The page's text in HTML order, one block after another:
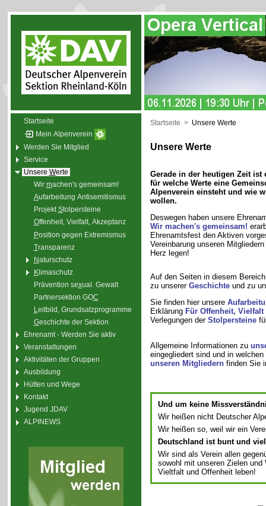
Startseite
Mein Alpenverein
Werden Sie Mitglied
Service
Unsere Werte
Wir machen's gemeinsam!
Aufarbeitung Antisemitismus
ProjektStolpersteine
Offenheit, Vielfalt, Akzeptanz
Position gegen Extremismus
Transparenz
Naturschutz
Klimaschutz
Prävention sexual. Gewalt
Partnersektion GOC
Leitbild, Grundsatzprogramme
Geschichte der Sektion
Ehrenamt - Werden Sie aktiv
Veranstaltungen
Aktivitäten der Gruppen
Ausbildung
Hütten und Wege
Kontakt
Jugend JDAV
ALPINEWS
Startseite > Unsere Werte
Unsere Werte
Gerade in der heutigen Zeit
für welche Werte eine
Alpenverein einsteht und wie
wollen.
Deswegen haben unsere
Wir machen's gemeinsam!
Ehrenamtsfest den Aktiven
Vereinbarung unseren
Herz legen!
Auf den Seiten in diesem
zu unserer Geschichteund zu
Sie finden hier unsere
Erklärung Für Offenheit,
Verlegungen der Stolpersteine
Allgemeine Informationen zu
eingegliedert sind und in
unseren Mitgliedernfinden Sie
Und um keine
Wir heißen nicht Deutscher
Wir heißen so, weil wir ein
Deutschland ist bunt und
Wir sind als Verein allen
sowohl mit unseren Zielen
Vieltfalt und Offenheit leben!